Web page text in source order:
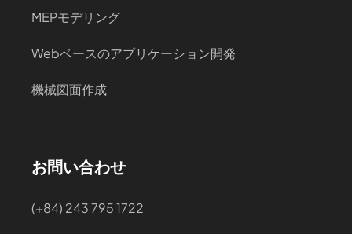
MEPモデリング
Webベースのアプリケーション開発
機械図面作成
お問い合わせ
(+84) 243 795 1722